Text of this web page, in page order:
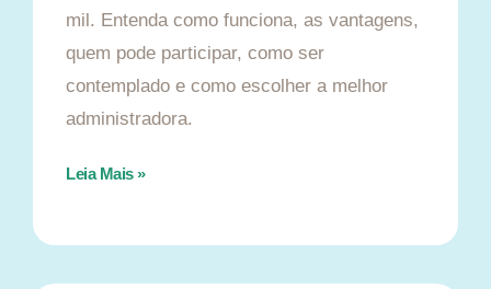
mil. Entenda como funciona, as vantagens,
quem pode participar, como ser
contemplado e como escolher a melhor
administradora.
Leia Mais »